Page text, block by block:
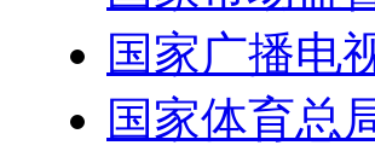
国家广播电
国家体育总